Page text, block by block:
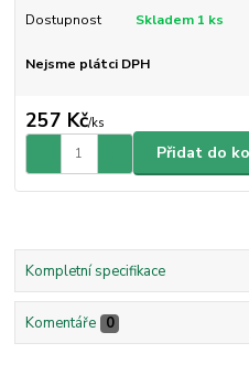
Dostupnost Skladem 1 ks
Nejsme plátci DPH
257 Kč/ks
Přidat do
Kompletní specifikace
Komentáře 0